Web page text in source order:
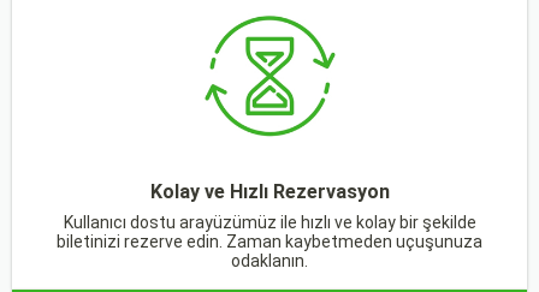
Kolay ve Hızlı Rezervasyon
Kullanıcı dostu arayüzümüz ile hızlı ve kolay bir şekilde
biletinizi rezerve edin. Zaman kaybetmeden uçuşunuza
odaklanın.